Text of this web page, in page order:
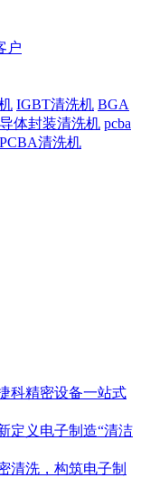
户
IGBT清洗机 BGA
体封装清洗机 pcba
清洗机
科精密设备一站式
定义电子制造“清洁
清洗，构筑电子制